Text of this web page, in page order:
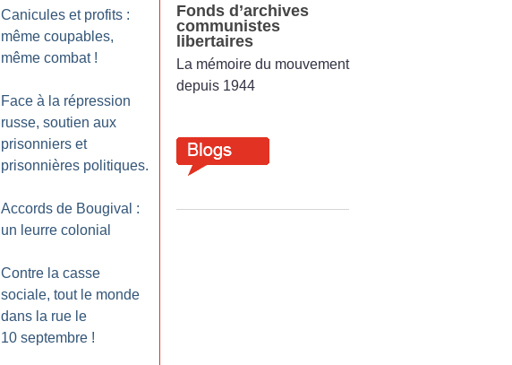
Canicules et profits :
même coupables,
même combat !
Face à la répression
russe, soutien aux
prisonniers et
prisonnières politiques.
Accords de Bougival :
un leurre colonial
Contre la casse
sociale, tout le monde
dans la rue le
10 septembre !
Fonds d’archives
communistes
libertaires
La mémoire du mouvement
depuis 1944